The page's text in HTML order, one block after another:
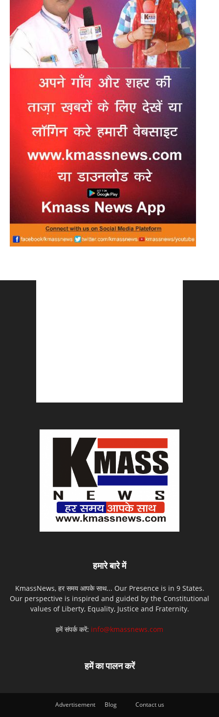
हमारे बारे में
KmassNews, हर समय आपके साथ... Our Presence is in 9 States.
Our perspective is inspired and guided by the Constitutional
values of Liberty, Equality, Justice and Fraternity.
हमें संपर्क करें: info@kmassnews.com
हमें का पालन करें
Advertisement Blog Contact us